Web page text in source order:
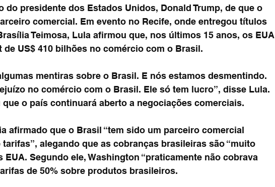
do presidente dos Estados Unidos, Donald Trump, de que o
comercial. Em evento no Recife, onde entregou títulos
Teimosa, Lula afirmou que, nos últimos 15 anos, os EUA
US$ 410 bilhões no comércio com o Brasil.
mentiras sobre o Brasil. E nós estamos desmentindo.
no comércio com o Brasil. Ele só tem lucro”, disse Lula.
o país continuará aberto a negociações comerciais.
afirmado que o Brasil “tem sido um parceiro comercial
alegando que as cobranças brasileiras são “muito
EUA. Segundo ele, Washington “praticamente não cobrava
de 50% sobre produtos brasileiros.